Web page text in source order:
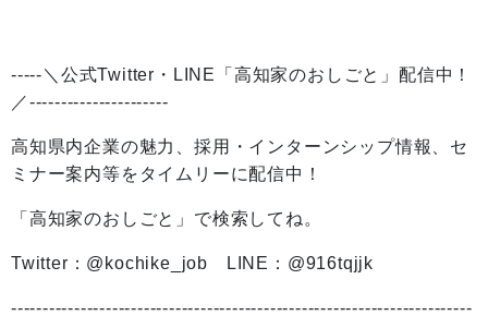
-----＼公式Twitter・LINE「高知家のおしごと」配信中！
／----------------------
高知県内企業の魅力、採用・インターンシップ情報、セ
ミナー案内等をタイムリーに配信中！
「高知家のおしごと」で検索してね。
Twitter：@kochike_job LINE：@916tqjjk
-------------------------------------------------------------------------